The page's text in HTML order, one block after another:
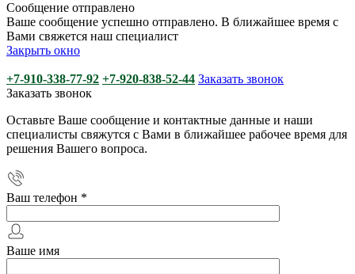
Сообщение отправлено
Ваше сообщение успешно отправлено. В ближайшее время с
Вами свяжется наш специалист
Закрыть окно
+7-910-338-77-92 +7-920-838-52-44 Заказать звонок
Заказать звонок
Оставьте Ваше сообщение и контактные данные и наши
специалисты свяжутся с Вами в ближайшее рабочее время для
решения Вашего вопроса.
Ваш телефон *
Ваше имя